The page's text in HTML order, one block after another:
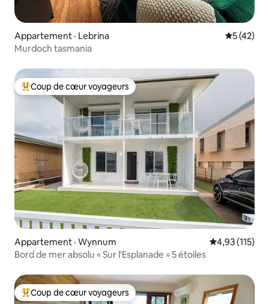
Appartement · Lebrina Note
5 (42)
Murdoch tasmania
Coup de cœur voyageurs parmi les plus aimés
Coup de cœur voyageurs
Appartement · Wynnum Note
4,93 (115)
Bord de mer absolu « Sur l'Esplanade » 5 étoiles
Coup de cœur voyageurs parmi les plus aimés
Coup de cœur voyageurs